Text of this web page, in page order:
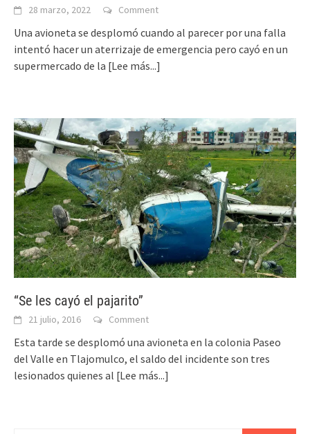
28 marzo, 2022 Comment
Una avioneta se desplomó cuando al parecer por una falla
intentó hacer un aterrizaje de emergencia pero cayó en un
supermercado de la [Lee más...]
“Se les cayó el pajarito”
21 julio, 2016 Comment
Esta tarde se desplomó una avioneta en la colonia Paseo
del Valle en Tlajomulco, el saldo del incidente son tres
lesionados quienes al [Lee más...]